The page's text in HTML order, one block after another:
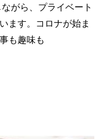
がら、プライベート
ます。コロナが始ま
も趣味も